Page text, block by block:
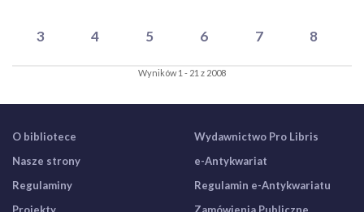
3 4 5 6 7 8
Wyników 1 - 21 z 2008
O bibliotece
Nasze strony
Regulaminy
Wydawnictwo Pro Libris
e-Antykwariat
Regulamin e-Antykwariatu